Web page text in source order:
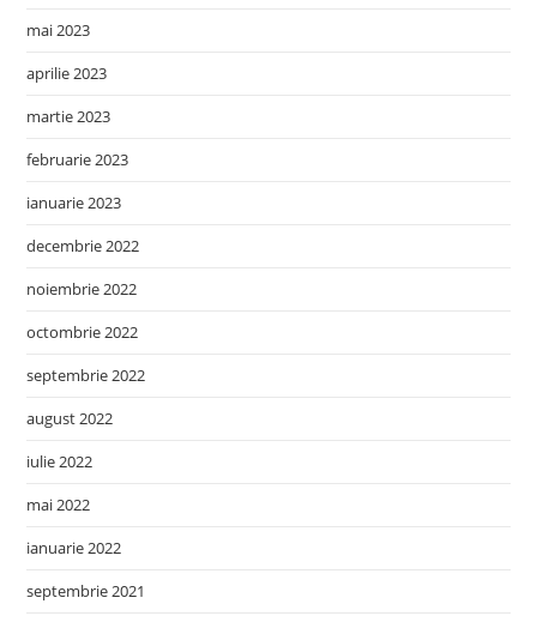
mai 2023
aprilie 2023
martie 2023
februarie 2023
ianuarie 2023
decembrie 2022
noiembrie 2022
octombrie 2022
septembrie 2022
august 2022
iulie 2022
mai 2022
ianuarie 2022
septembrie 2021